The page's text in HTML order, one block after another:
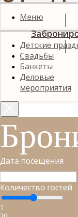
Меню
Детские
Свадьбы
Банкеты
Деловые
мероприятия
Дата посещения
Количество гостей
1